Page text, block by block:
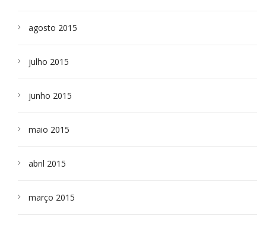
agosto 2015
julho 2015
junho 2015
maio 2015
abril 2015
março 2015